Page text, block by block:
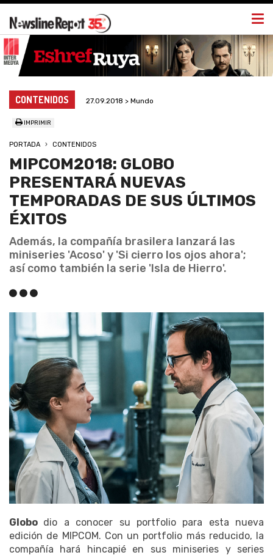
CONTENIDOS 27.09.2018 > Mundo
IMPRIMIR
PORTADA CONTENIDOS
MIPCOM2018: GLOBO
PRESENTARÁ NUEVAS
TEMPORADAS DE SUS ÚLTIMOS
ÉXITOS
Además, la compañía brasilera lanzará las
miniseries 'Acoso' y 'Si cierro los ojos ahora';
así como también la serie 'Isla de Hierro'.
Globo dio a conocer su portfolio para esta nueva
edición de MIPCOM. Con un portfolio más reducido, la
compañía hará hincapié en sus miniseries y series